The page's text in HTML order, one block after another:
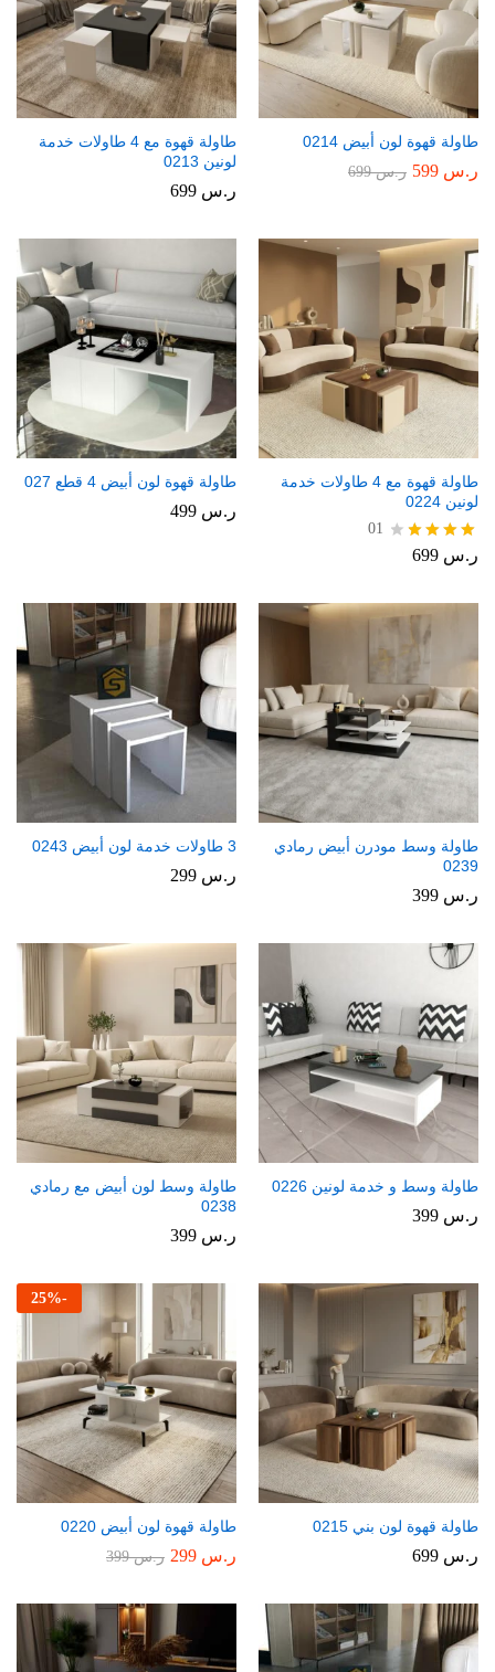
طاولة قهوة لون أبيض 0214
ر.س ر.س699
طاولة قهوة مع 4 طاولات خدمة
لونين 0213
ر.س
طاولة قهوة مع 4 طاولات خدمة
لونين 0224
تم
من 5
01
ر.س
طاولة قهوة لون أبيض 4 قطع 027
ر.س
طاولة وسط مودرن أبيض رمادي
0239
ر.س
3 طاولات خدمة لون أبيض 0243
ر.س
طاولة وسط و خدمة لونين 0226
ر.س
طاولة وسط لون أبيض مع رمادي
0238
ر.س
طاولة قهوة لون بني 0215
ر.س
-
25%
طاولة قهوة لون أبيض 0220
ر.س ر.س399